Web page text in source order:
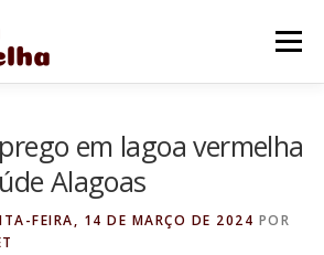
Menu
em lagoa vermelha
Alagoas
FEIRA, 14 DE MARÇO DE 2024 POR